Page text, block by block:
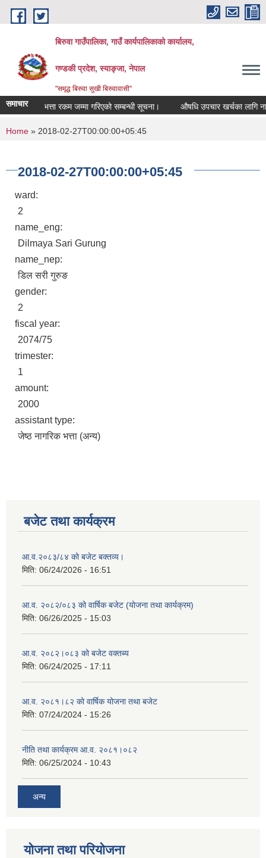
Skip to main content
बिरुवा गाउँपालिका, गाउँ कार्यपालिकाको कार्यालय,
गण्डकी प्रदेश, स्याङ्जा, नेपाल
"समृद्ध बिरुवा सुखी बिरुवावासी"
समाचार
सुरक्षा भत्ता रकम जम्मा गरिएको सम्बन्धी सूचना। औषधि उपचार खर्चका लागि
You are here
Home » 2018-02-27T00:00:00+05:45
2018-02-27T00:00:00+05:45
ward:
2
name_eng:
Dilmaya Sari Gurung
name_nep:
डिल सरी गुरुङ
gender:
2
fiscal year:
2074/75
trimester:
1
amount:
2000
assistant type:
जेष्ठ नागरिक भत्ता (अन्य)
बजेट तथा कार्यक्रम
आ.व.२०८३/८४ को बजेट बक्तव्य।
मिति: 06/24/2026 - 16:51
आ.व. २०८२/०८३ को वार्षिक बजेट (योजना तथा कार्यक्रम)
मिति: 06/26/2025 - 15:03
आ.व. २०८२।०८३ को बजेट वक्तब्य
मिति: 06/24/2025 - 17:11
आ.व. २०८१।८२ को वार्षिक योजना तथा बजेट
मिति: 07/24/2024 - 15:26
नीति तथा कार्यक्रम आ.व. २०८१।०८२
मिति: 06/25/2024 - 10:43
अन्य
योजना तथा परियोजना